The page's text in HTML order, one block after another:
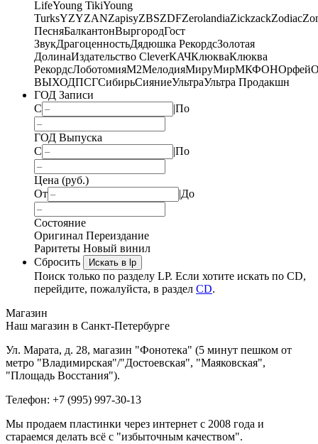
LifeYoung TikiYoung
TurksYZYZANZapisyZBSZDFZerolandiaZickzackZodiac
ПесняБалкантонВыргородГост
ЗвукДрагоценностьДядюшка РекордсЗолотая
ДолинаИздательство CleverКАЧКлюкваКлюква
РекордсЛоботомияМ2МелодияМируМирМКФОНОрфей
ВЫХОДПСГСибирьСияниеУльтраУльтра Продакшн
ГОД Записи
С
|По
ГОД Выпуска
С
|По
Цена (руб.)
От
|До
Состояние
Оригинал Переиздание
Раритеты Новый винил
Сбросить
Искать в lp
Поиск только по разделу LP. Если хотите искать по CD,
перейдите, пожалуйста, в раздел CD.
Магазин
Наш магазин в Санкт-Петербурге
Ул. Марата, д. 28, магазин "Фонотека" (5 минут пешком от
метро "Владимирская"/"Достоевская", "Маяковская",
"Площадь Восстания").
Телефон: +7 (995) 997-30-13
Мы продаем пластинки через интернет c 2008 года и
стараемся делать всё с "избыточным качеством".